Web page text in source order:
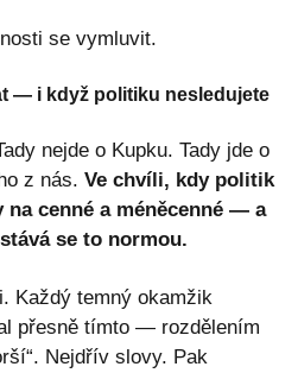
se vymluvit.
— i když politiku nesledujete
nejde o Kupku. Tady jde o
z nás. Ve chvíli, kdy politik
cenné a méněcenné — a
se to normou.
Každý temný okamžik
přesně tímto — rozdělením
Nejdřív slovy. Pak